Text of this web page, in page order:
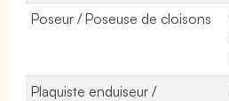
Poseur / Poseuse de cloisons
Plaquiste enduiseur /